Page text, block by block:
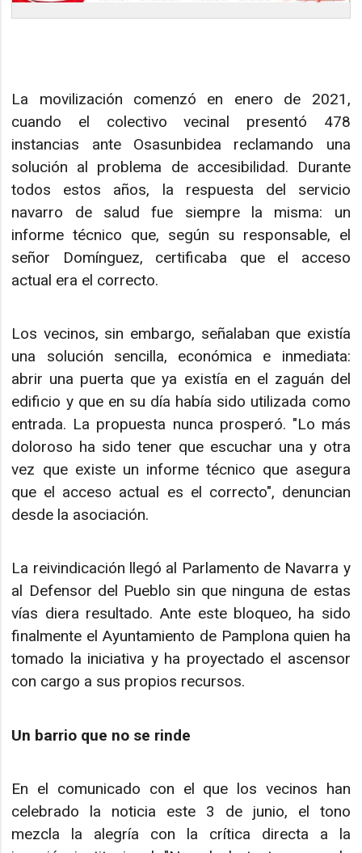
La movilización comenzó en enero de 2021,
cuando el colectivo vecinal presentó 478
instancias ante Osasunbidea reclamando una
solución al problema de accesibilidad. Durante
todos estos años, la respuesta del servicio
navarro de salud fue siempre la misma: un
informe técnico que, según su responsable, el
señor Domínguez, certificaba que el acceso
actual era el correcto.
Los vecinos, sin embargo, señalaban que existía
una solución sencilla, económica e inmediata:
abrir una puerta que ya existía en el zaguán del
edificio y que en su día había sido utilizada como
entrada. La propuesta nunca prosperó. "Lo más
doloroso ha sido tener que escuchar una y otra
vez que existe un informe técnico que asegura
que el acceso actual es el correcto", denuncian
desde la asociación.
La reivindicación llegó al Parlamento de Navarra y
al Defensor del Pueblo sin que ninguna de estas
vías diera resultado. Ante este bloqueo, ha sido
finalmente el Ayuntamiento de Pamplona quien ha
tomado la iniciativa y ha proyectado el ascensor
con cargo a sus propios recursos.
Un barrio que no se rinde
En el comunicado con el que los vecinos han
celebrado la noticia este 3 de junio, el tono
mezcla la alegría con la crítica directa a la